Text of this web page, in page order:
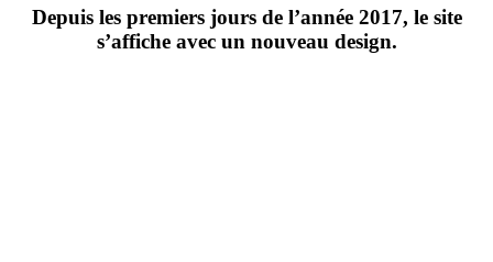
Depuis les premiers jours de l’année 2017, le site
s’affiche avec un nouveau design.